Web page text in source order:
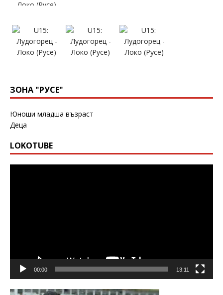
ЗОНА "РУСЕ"
Юноши младша възраст
Деца
LOKOTUBE
00:00 13:11